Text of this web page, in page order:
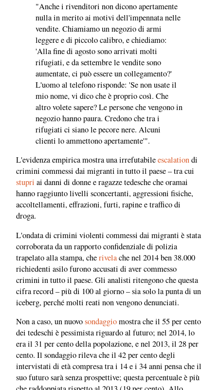
"Anche i rivenditori non dicono apertamente
nulla in merito ai motivi dell'impennata nelle
vendite. Chiamiamo un negozio di armi
leggere e di piccolo calibro, e chiediamo:
'Alla fine di agosto sono arrivati molti
rifugiati, e da settembre le vendite sono
aumentate, ci può essere un collegamento?'
L'uomo al telefono risponde: 'Se non usate il
mio nome, vi dico che è proprio così. Che
altro volete sapere? Le persone che vengono in
negozio hanno paura. Credono che tra i
rifugiati ci siano le pecore nere. Alcuni
clienti lo ammettono apertamente'".
L'evidenza empirica mostra una irrefutabileescalationdi
crimini commessi dai migranti in tutto il paese – tra cui
stupri ai danni di donne e ragazze tedesche che oramai
hanno raggiunto livelli sconcertanti, aggressioni fisiche,
accoltellamenti, effrazioni, furti, rapine e traffico di
droga.
L'ondata di crimini violenti commessi dai migranti è stata
corroborata da un rapporto confidenziale di polizia
trapelato alla stampa, cherivelache nel 2014 ben 38.000
richiedenti asilo furono accusati di aver commesso
crimini in tutto il paese. Gli analisti ritengono che questa
cifra record – più di 100 al giorno – sia solo la punta di un
iceberg, perché molti reati non vengono denunciati.
Non a caso, un nuovosondaggiomostra che il 55 per cento
dei tedeschi è pessimista riguardo al futuro; nel 2014, lo
era il 31 per cento della popolazione, e nel 2013, il 28 per
cento. Il sondaggio rileva che il 42 per cento degli
intervistati di età compresa tra i 14 e i 34 anni pensa che il
suo futuro sarà senza prospettive; questa percentuale è più